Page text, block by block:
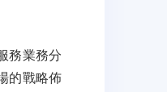
務業務分
的戰略佈